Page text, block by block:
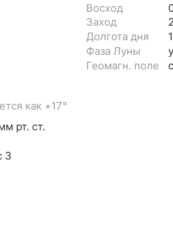
как +17°
рт. ст.
З
Восход
Заход
Долгота дня
Фаза Луны
Геомагн. поле